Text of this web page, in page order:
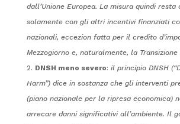
dall’Unione Europea. La misura quindi resta
solamente con gli altri incentivi finanziati
nazionali, eccezion fatta per il credito
Mezzogiorno e, naturalmente, la Transizione
DNSH meno severo: il principio DNSH
Harm”) dice in sostanza che gli interventi
(piano nazionale per la ripresa economica)
arrecare danni significativi all’ambiente. Il